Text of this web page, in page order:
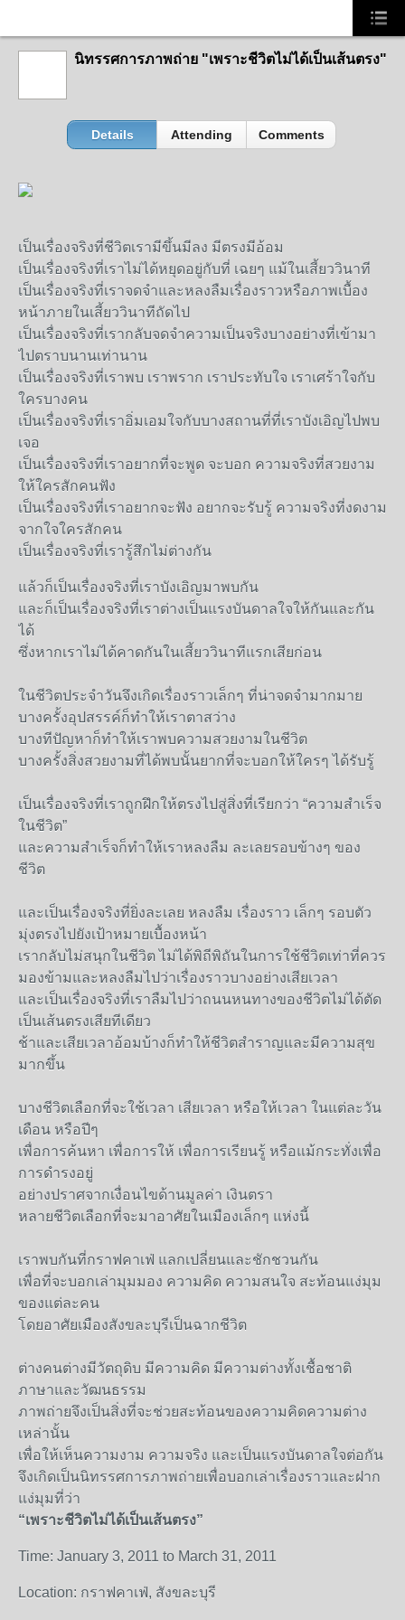
นิทรรศการภาพถ่าย "เพราะชีวิตไม่ได้เป็นเส้นตรง"
Details Attending Comments
เป็นเรื่องจริงที่ชีวิตเรามีขึ้นมีลง มีตรงมีอ้อม
เป็นเรื่องจริงที่เราไม่ได้หยุดอยู่กับที่ เฉยๆ แม้ในเสี้ยววินาที
เป็นเรื่องจริงที่เราจดจำและหลงลืมเรื่องราวหรือภาพเบื้อง
หน้าภายในเสี้ยววินาทีถัดไป
เป็นเรื่องจริงที่เรากลับจดจำความเป็นจริงบางอย่างที่เข้ามา
ไปตราบนานเท่านาน
เป็นเรื่องจริงที่เราพบ เราพราก เราประทับใจ เราเศร้าใจกับ
ใครบางคน
เป็นเรื่องจริงที่เราอิ่มเอมใจกับบางสถานที่ที่เราบังเอิญไปพบ
เจอ
เป็นเรื่องจริงที่เราอยากที่จะพูด จะบอก ความจริงที่สวยงาม
ให้ใครสักคนฟัง
เป็นเรื่องจริงที่เราอยากจะฟัง อยากจะรับรู้ ความจริงที่งดงาม
จากใจใครสักคน
เป็นเรื่องจริงที่เรารู้สึกไม่ต่างกัน
แล้วก็เป็นเรื่องจริงที่เราบังเอิญมาพบกัน
และก็เป็นเรื่องจริงที่เราต่างเป็นแรงบันดาลใจให้กันและกัน
ได้
ซึ่งหากเราไม่ได้คาดกันในเสี้ยววินาทีแรกเสียก่อน
ในชีวิตประจำวันจึงเกิดเรื่องราวเล็กๆ ที่น่าจดจำมากมาย
บางครั้งอุปสรรค์ก็ทำให้เราตาสว่าง
บางทีปัญหาก็ทำให้เราพบความสวยงามในชีวิต
บางครั้งสิ่งสวยงามที่ได้พบนั้นยากที่จะบอกให้ใครๆ ได้รับรู้
เป็นเรื่องจริงที่เราถูกฝึกให้ตรงไปสู่สิ่งที่เรียกว่า “ความสำเร็จ
ในชีวิต”
และความสำเร็จก็ทำให้เราหลงลืม ละเลยรอบข้างๆ ของ
ชีวิต
และเป็นเรื่องจริงที่ยิ่งละเลย หลงลืม เรื่องราว เล็กๆ รอบตัว
มุ่งตรงไปยังเป้าหมายเบื้องหน้า
เรากลับไม่สนุกในชีวิต ไม่ได้พิถีพิถันในการใช้ชีวิตเท่าที่ควร
มองข้ามและหลงลืมไปว่าเรื่องราวบางอย่างเสียเวลา
และเป็นเรื่องจริงที่เราลืมไปว่าถนนหนทางของชีวิตไม่ได้ตัด
เป็นเส้นตรงเสียทีเดียว
ช้าและเสียเวลาอ้อมบ้างก็ทำให้ชีวิตสำราญและมีความสุข
มากขึ้น
บางชีวิตเลือกที่จะใช้เวลา เสียเวลา หรือให้เวลา ในแต่ละวัน
เดือน หรือปีๆ
เพื่อการค้นหา เพื่อการให้ เพื่อการเรียนรู้ หรือแม้กระทั่งเพื่อ
การดำรงอยู่
อย่างปราศจากเงื่อนไขด้านมูลค่า เงินตรา
หลายชีวิตเลือกที่จะมาอาศัยในเมืองเล็กๆ แห่งนี้
เราพบกันที่กราฟคาเฟ่ แลกเปลี่ยนและชักชวนกัน
เพื่อที่จะบอกเล่ามุมมอง ความคิด ความสนใจ สะท้อนแง่มุม
ของแต่ละคน
โดยอาศัยเมืองสังขละบุรีเป็นฉากชีวิต
ต่างคนต่างมีวัตถุดิบ มีความคิด มีความต่างทั้งเชื้อชาติ
ภาษาและวัฒนธรรม
ภาพถ่ายจึงเป็นสิ่งที่จะช่วยสะท้อนของความคิดความต่าง
เหล่านั้น
เพื่อให้เห็นความงาม ความจริง และเป็นแรงบันดาลใจต่อกัน
จึงเกิดเป็นนิทรรศการภาพถ่ายเพื่อบอกเล่าเรื่องราวและฝาก
แง่มุมที่ว่า
“เพราะชีวิตไม่ได้เป็นเส้นตรง”
Time: January 3, 2011 to March 31, 2011
Location: กราฟคาเฟ่, สังขละบุรี